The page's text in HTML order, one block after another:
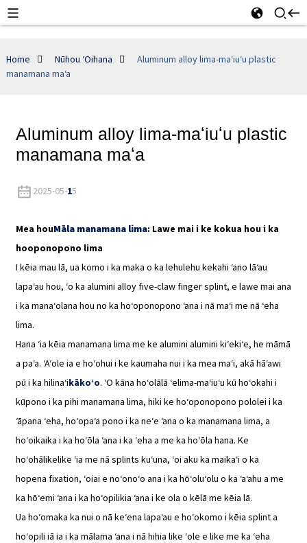
Home Nūhou ʻOihana
Aluminum alloy lima-maʻiuʻu plastic
manamana maʻa
Aluminum alloy lima-maʻiuʻu plastic
manamana maʻa
2025-05-15
Mea houMāla manamana lima: Lawe mai i ke kokua hou i ka
hooponopono lima
I kēia mau lā, ua komo i ka maka o ka lehulehu kekahi ʻano lāʻau
lapaʻau hou, ʻo ka alumini alloy five-claw finger splint, e lawe mai ana
i ka manaʻolana hou no ka hoʻoponopono ʻana i nā maʻi me nā ʻeha
lima.
Hana ʻia kēia manamana lima me ke alumini alumini kiʻekiʻe, he māmā
a paʻa. ʻAʻole ia e hoʻohui i ke kaumaha nui i ka mea maʻi, akā hāʻawi
pū i ka hilinaʻikākoʻo. ʻO kāna hoʻolālā ʻelima-maʻiuʻu kū hoʻokahi i
kūpono i ka pihi manamana lima, hiki ke hoʻoponopono pololei i ka
ʻāpana ʻeha, hoʻopaʻa pono i ka neʻe ʻana o ka manamana lima, a
hoʻoikaika i ka hoʻōla ʻana i ka ʻeha a me ka hoʻōla hana. Ke
hoʻohālikelike ʻia me nā splints kuʻuna, ʻoi aku ka maikaʻi o ka
hopena fixation, ʻoiai e noʻonoʻo ana i ka hōʻoluʻolu o ka ʻaʻahu a me
ka hōʻemi ʻana i ka hoʻopilikia ʻana i ke ola o kēlā me kēia lā.
Ua hoʻomaka ka nui o nā keʻena lapaʻau e hoʻokomo i kēia splint a
hoʻopili iā ia i ka mālama ʻana i nā hihia like ʻole e like me ka ʻeha